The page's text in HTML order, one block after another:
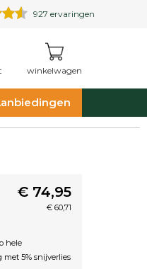
927 ervaringen
winkelwagen
€ 74,95
€ 60,71
hele
5% snijverlies